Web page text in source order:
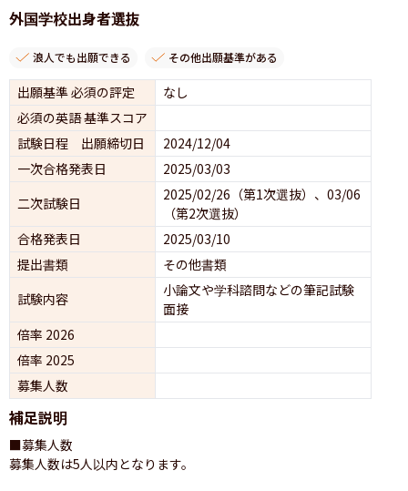
外国学校出身者選抜
浪人でも出願できる その他出願基準がある
出願基準 必須の評定
なし
必須の英語 基準スコア
試験日程 出願締切日
2024/12/04
一次合格発表日
2025/03/03
二次試験日
2025/02/26（第1次選抜）、03/06
（第2次選抜）
合格発表日
2025/03/10
提出書類
その他書類
試験内容
小論文や学科諮問などの筆記試験
面接
倍率 2026
倍率 2025
募集人数
補足説明
■募集人数
募集人数は5人以内となります。